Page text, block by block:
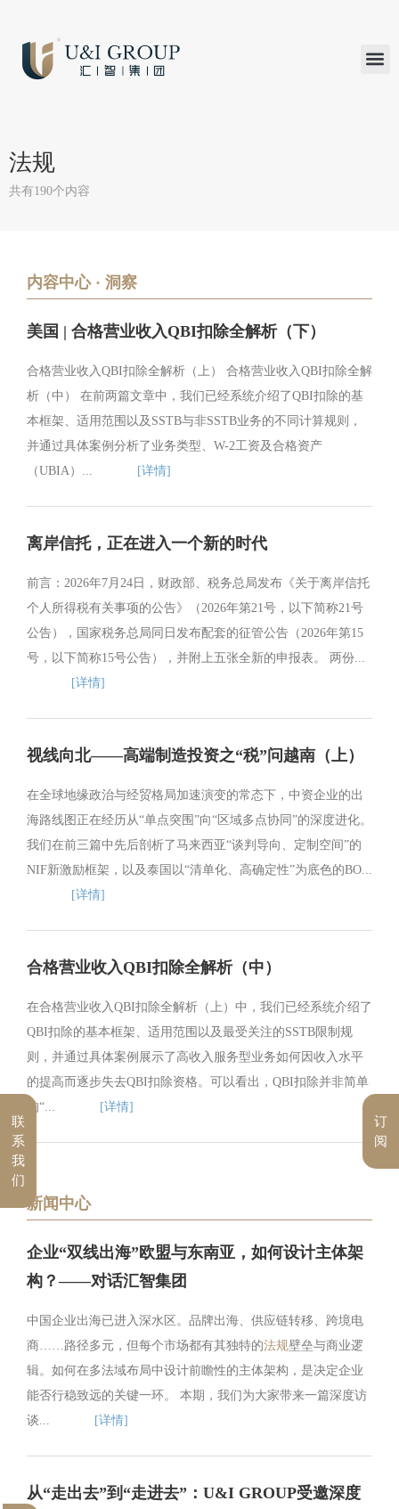
法规
共有190个内容
内容中心 · 洞察
美国 | 合格营业收入QBI扣除全解析（下）
合格营业收入QBI扣除全解析（上） 合格营业收入QBI扣除全解
析（中） 在前两篇文章中，我们已经系统介绍了QBI扣除的基
本框架、适用范围以及SSTB与非SSTB业务的不同计算规则，
并通过具体案例分析了业务类型、W-2工资及合格资产
（UBIA）...
[详情]
离岸信托，正在进入一个新的时代
前言：2026年7月24日，财政部、税务总局发布《关于离岸信托
个人所得税有关事项的公告》（2026年第21号，以下简称21号
公告），国家税务总局同日发布配套的征管公告（2026年第15
号，以下简称15号公告），并附上五张全新的申报表。 两份...
[详情]
视线向北——高端制造投资之“税”问越南（上）
在全球地缘政治与经贸格局加速演变的常态下，中资企业的出
海路线图正在经历从“单点突围”向“区域多点协同”的深度进化。
我们在前三篇中先后剖析了马来西亚“谈判导向、定制空间”的
NIF新激励框架，以及泰国以“清单化、高确定性”为底色的BO...
[详情]
合格营业收入QBI扣除全解析（中）
在合格营业收入QBI扣除全解析（上）中，我们已经系统介绍了
QBI扣除的基本框架、适用范围以及最受关注的SSTB限制规
则，并通过具体案例展示了高收入服务型业务如何因收入水平
的提高而逐步失去QBI扣除资格。可以看出，QBI扣除并非简单
的“...
[详情]
新闻中心
企业“双线出海”欧盟与东南亚，如何设计主体架
构？——对话汇智集团
中国企业出海已进入深水区。品牌出海、供应链转移、跨境电
商……路径多元，但每个市场都有其独特的法规壁垒与商业逻
辑。如何在多法域布局中设计前瞻性的主体架构，是决定企业
能否行稳致远的关键一环。 本期，我们为大家带来一篇深度访
谈...
[详情]
从“走出去”到“走进去”：U&I GROUP受邀深度
订
阅
联
系
我
们